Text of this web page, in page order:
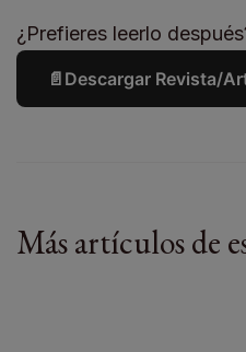
¿Prefieres leerlo
📄 Descargar Revista/
Más artículos de